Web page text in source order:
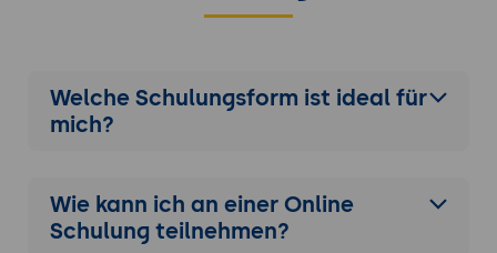
Welche Schulungsform ist ideal für
mich?
Wie kann ich an einer Online
Schulung teilnehmen?